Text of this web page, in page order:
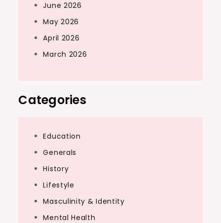
June 2026
May 2026
April 2026
March 2026
Categories
Education
Generals
History
Lifestyle
Masculinity & Identity
Mental Health